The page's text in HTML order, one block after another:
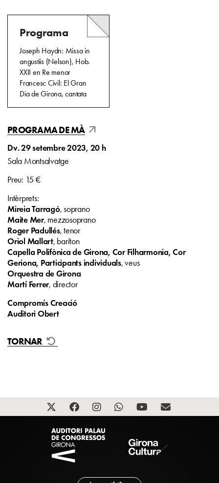
Programa
Joseph Haydn: Missa in
angustiis (Nelson), Hob.
XXII en Re menor
Francesc Civil: El Gran
Dia de Girona, cantata
PROGRAMA DE MÀ arrow_outward
Dv. 29 setembre 2023, 20 h
Sala Montsalvatge
Preu: 15 €
Intèrprets:
Mireia Tarragó, soprano
Maite Mer, mezzosoprano
Roger Padullés, tenor
Oriol Mallart, baríton
Capella Polifònica de Girona, Cor Filharmonia, Cor
Geriona, Participants individuals, veus
Orquestra de Girona
Martí Ferrer, director
Compromís Creació
Auditori Obert
TORNAR